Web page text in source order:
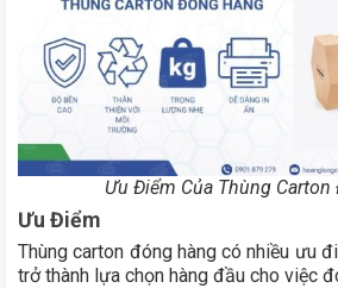
Ưu Điểm Của Thùng
Ưu Điểm
Thùng carton đóng hàng có nhiều ưu
trở thành lựa chọn hàng đầu cho việc